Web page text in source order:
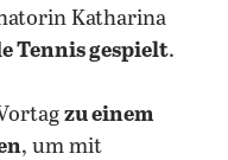
Katharina
Tennis gespielt.
zu einem
, um mit